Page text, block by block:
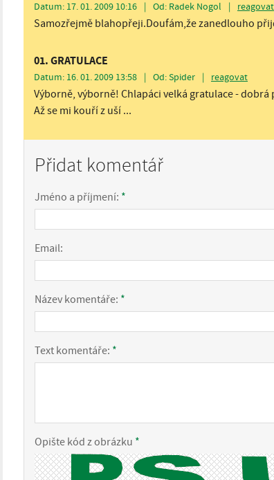
Datum: 17. 01. 2009 10:16 | Od: Radek Nogol | reagovat
Samozřejmě blahopřeji.Doufám,že zanedlouho
01. GRATULACE
Datum: 16. 01. 2009 13:58 | Od: Spider | reagovat
Výborně, výborně! Chlapáci velká gratulace -
Až se mi kouří z uší ...
Přidat komentář
Jméno a příjmení: *
Email:
Název komentáře: *
Text komentáře: *
Opište kód z obrázku *